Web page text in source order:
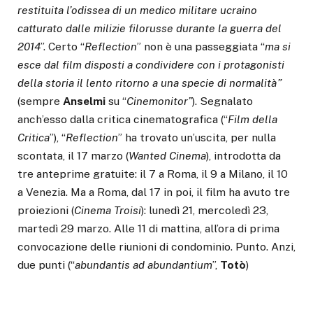
restituita l’odissea di un medico militare ucraino
catturato dalle milizie filorusse durante la guerra del
2014”. Certo “Reflection” non è una passeggiata “ma si
esce dal film disposti a condividere con i protagonisti
della storia il lento ritorno a una specie di normalità”
(sempre Anselmi su “Cinemonitor”). Segnalato
anch’esso dalla critica cinematografica (“Film della
Critica”), “Reflection” ha trovato un’uscita, per nulla
scontata, il 17 marzo (Wanted Cinema), introdotta da
tre anteprime gratuite: il 7 a Roma, il 9 a Milano, il 10
a Venezia. Ma a Roma, dal 17 in poi, il film ha avuto tre
proiezioni (Cinema Troisi): lunedì 21, mercoledì 23,
martedì 29 marzo. Alle 11 di mattina, all’ora di prima
convocazione delle riunioni di condominio. Punto. Anzi,
due punti (“abundantis ad abundantium”, Totò)